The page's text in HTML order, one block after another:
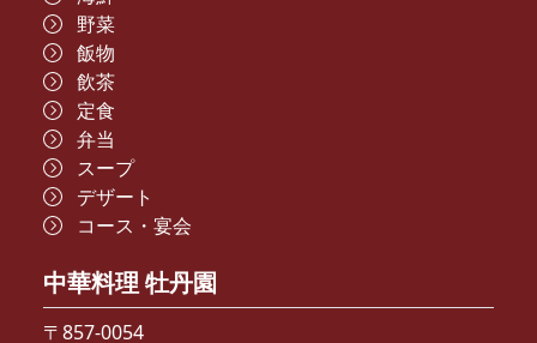
野菜
飯物
飲茶
定食
弁当
スープ
デザート
コース・宴会
中華料理 牡丹園
〒857-0054